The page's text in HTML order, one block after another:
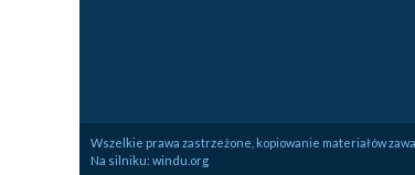
Wszelkie prawa zastrzeżone, kopiowanie materiałów
Na silniku: windu.org